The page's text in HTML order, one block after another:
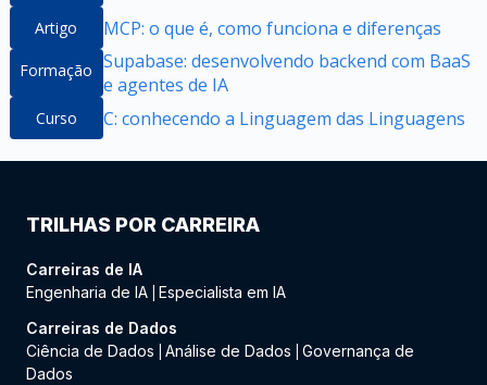
Artigo MCP: o que é, como funciona e diferenças
Formação Supabase: desenvolvendo backend com BaaS
e agentes de IA
Curso C: conhecendo a Linguagem das Linguagens
TRILHAS POR CARREIRA
Carreiras de IA
Engenharia de IA Especialista em IA
Carreiras de Dados
Ciência de Dados
Análise de Dados
Governança de
Dados